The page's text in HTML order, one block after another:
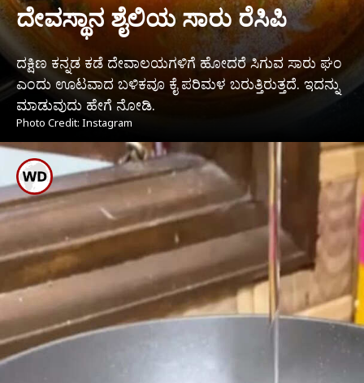
ದೇವಸ್ಥಾನ ಶೈಲಿಯ ಸಾರು ರೆಸಿಪಿ
ದಕ್ಷಿಣ ಕನ್ನಡ ಕಡೆ ದೇವಾಲಯಗಳಿಗೆ ಹೋದರೆ ಸಿಗುವ ಸಾರು ಘಂ
ಎಂದು ಊಟವಾದ ಬಳಿಕವೂ ಕೈ ಪರಿಮಳ ಬರುತ್ತಿರುತ್ತದೆ. ಇದನ್ನು
ಮಾಡುವುದು ಹೇಗೆ ನೋಡಿ.
Photo Credit: Instagram